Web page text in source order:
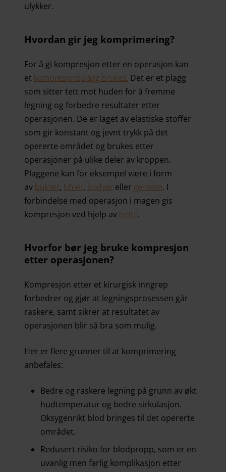
ulykker.
Hvordan gir jeg komprimering?
For å gi kompresjon etter en operasjon kan
et kompresjonsplagg brukes. Det er et plagg
som sitter tett mot huden for å fremme
legning og forbedre resultater etter
operasjonen. De er laget av elastiske stoffer
som gir konstant og jevnt trykk på det
opererte området og brukes etter
operasjoner på ulike deler av kroppen.
Plaggene kan for eksempel være i form
av bukser, bh-er, bodyer eller gensere. I
forbindelse med operasjon i magen gis
kompresjon ved hjelp av belte.
Hvorfor bør jeg bruke kompresjon
etter operasjonen?
Kompresjon etter et kirurgisk inngrep
forbedrer og gjør at legningsprosessen går
raskere, samt sikrer at resultatet av
operasjonen blir så bra som mulig.
Her er flere grunner til at komprimering
anbefales:
Bedre og raskere legning på grunn av økt
hudtemperatur og bedre sirkulasjon.
Oksygenrikt blod bringes til det opererte
området.
Redusert risiko for blodpropp, som er en
uvanlig men farlig komplikasjon etter